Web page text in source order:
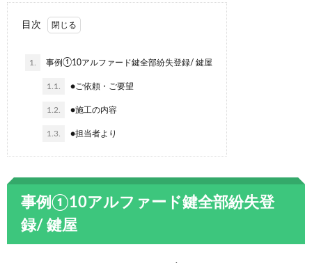
目次
1. 事例①10アルファード鍵全部紛失登録/ 鍵屋
1.1. ●ご依頼・ご要望
1.2. ●施工の内容
1.3. ●担当者より
事例①10アルファード鍵全部紛失登
録/ 鍵屋